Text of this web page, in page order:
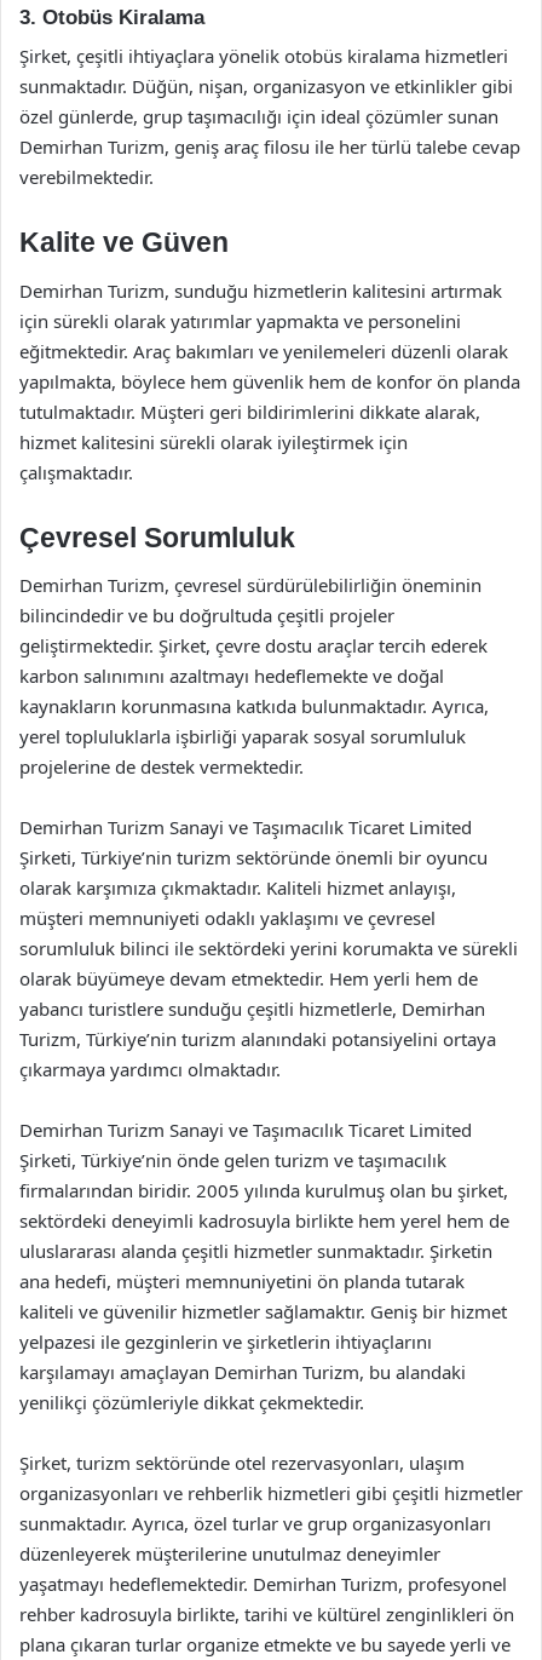
3. Otobüs Kiralama
Şirket, çeşitli ihtiyaçlara yönelik otobüs kiralama hizmetleri
sunmaktadır. Düğün, nişan, organizasyon ve etkinlikler gibi
özel günlerde, grup taşımacılığı için ideal çözümler sunan
Demirhan Turizm, geniş araç filosu ile her türlü talebe cevap
verebilmektedir.
Kalite ve Güven
Demirhan Turizm, sunduğu hizmetlerin kalitesini artırmak
için sürekli olarak yatırımlar yapmakta ve personelini
eğitmektedir. Araç bakımları ve yenilemeleri düzenli olarak
yapılmakta, böylece hem güvenlik hem de konfor ön planda
tutulmaktadır. Müşteri geri bildirimlerini dikkate alarak,
hizmet kalitesini sürekli olarak iyileştirmek için
çalışmaktadır.
Çevresel Sorumluluk
Demirhan Turizm, çevresel sürdürülebilirliğin öneminin
bilincindedir ve bu doğrultuda çeşitli projeler
geliştirmektedir. Şirket, çevre dostu araçlar tercih ederek
karbon salınımını azaltmayı hedeflemekte ve doğal
kaynakların korunmasına katkıda bulunmaktadır. Ayrıca,
yerel topluluklarla işbirliği yaparak sosyal sorumluluk
projelerine de destek vermektedir.
Demirhan Turizm Sanayi ve Taşımacılık Ticaret Limited
Şirketi, Türkiye’nin turizm sektöründe önemli bir oyuncu
olarak karşımıza çıkmaktadır. Kaliteli hizmet anlayışı,
müşteri memnuniyeti odaklı yaklaşımı ve çevresel
sorumluluk bilinci ile sektördeki yerini korumakta ve sürekli
olarak büyümeye devam etmektedir. Hem yerli hem de
yabancı turistlere sunduğu çeşitli hizmetlerle, Demirhan
Turizm, Türkiye’nin turizm alanındaki potansiyelini ortaya
çıkarmaya yardımcı olmaktadır.
Demirhan Turizm Sanayi ve Taşımacılık Ticaret Limited
Şirketi, Türkiye’nin önde gelen turizm ve taşımacılık
firmalarından biridir. 2005 yılında kurulmuş olan bu şirket,
sektördeki deneyimli kadrosuyla birlikte hem yerel hem de
uluslararası alanda çeşitli hizmetler sunmaktadır. Şirketin
ana hedefi, müşteri memnuniyetini ön planda tutarak
kaliteli ve güvenilir hizmetler sağlamaktır. Geniş bir hizmet
yelpazesi ile gezginlerin ve şirketlerin ihtiyaçlarını
karşılamayı amaçlayan Demirhan Turizm, bu alandaki
yenilikçi çözümleriyle dikkat çekmektedir.
Şirket, turizm sektöründe otel rezervasyonları, ulaşım
organizasyonları ve rehberlik hizmetleri gibi çeşitli hizmetler
sunmaktadır. Ayrıca, özel turlar ve grup organizasyonları
düzenleyerek müşterilerine unutulmaz deneyimler
yaşatmayı hedeflemektedir. Demirhan Turizm, profesyonel
rehber kadrosuyla birlikte, tarihi ve kültürel zenginlikleri ön
plana çıkaran turlar organize etmekte ve bu sayede yerli ve